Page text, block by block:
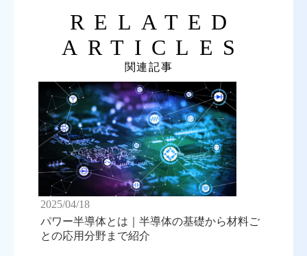
RELATED
ARTICLES
関連記事
2025/04/18
パワー半導体とは｜半導体の基礎から材料ご
との応用分野まで紹介